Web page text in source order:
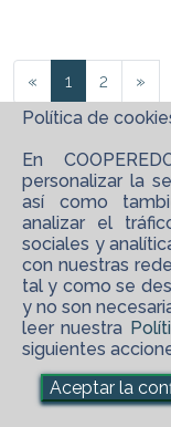
« 1 2 »
Política de
En
personalizar la
así como
analizar el
sociales y
con nuestras
tal y como se
y no son
leer nuestra
siguientes
Aceptar la